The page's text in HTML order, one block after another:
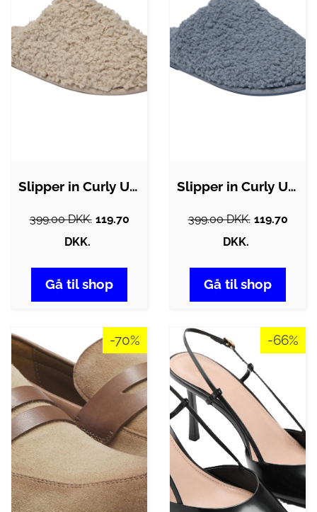
Slipper in Curly Upper Beige
399.00 DKK. 119.70
DKK.
Gå til shop
Slipper in Curly Upper Sky Blue
399.00 DKK. 119.70
DKK.
Gå til shop
-70% -66%